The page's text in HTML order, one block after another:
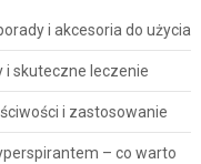
i akcesoria do użycia
i skuteczne leczenie
i zastosowanie
– co warto